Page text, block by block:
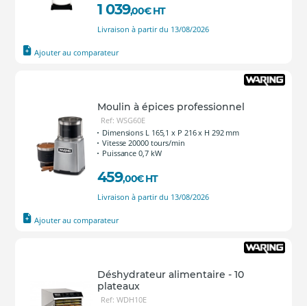
1 039,00€ HT
Livraison à partir du 13/08/2026
Ajouter au comparateur
Moulin à épices professionnel
Ref: WSG60E
Dimensions L 165,1 x P 216 x H 292 mm
Vitesse 20000 tours/min
Puissance 0,7 kW
459,00€ HT
Livraison à partir du 13/08/2026
Ajouter au comparateur
Déshydrateur alimentaire - 10
plateaux
Ref: WDH10E